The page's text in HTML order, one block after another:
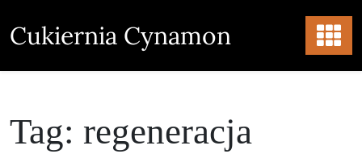
to
content
Cukiernia Cynamon
Tag: regeneracja